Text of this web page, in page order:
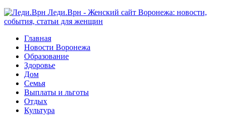
Леди.Врн - Женский сайт Воронежа: новости,
события, статьи для женщин
Главная
Новости Воронежа
Образование
Здоровье
Дом
Семья
Выплаты и льготы
Отдых
Культура